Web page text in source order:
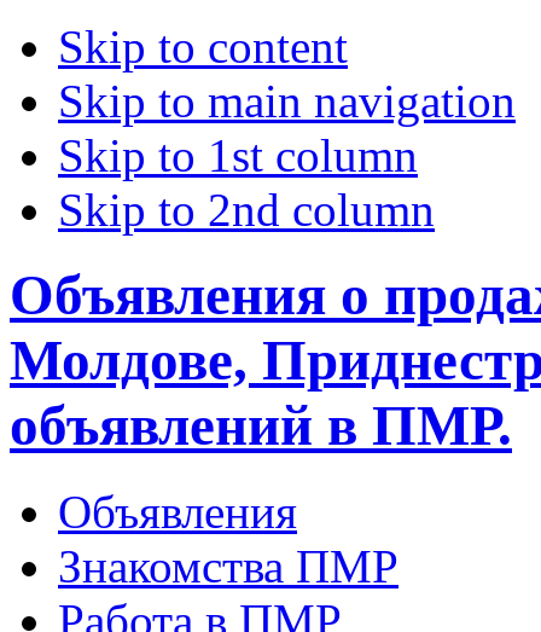
Skip to content
Skip to main navigation
Skip to 1st column
Skip to 2nd column
Объявления о
Молдове,
объявлений в ПМР.
Объявления
Знакомства ПМР
Работа в ПМР